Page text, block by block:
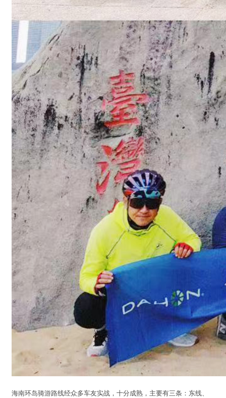
海南环岛骑游路线经众多车友实战，十分成熟，主要有三条：东线、